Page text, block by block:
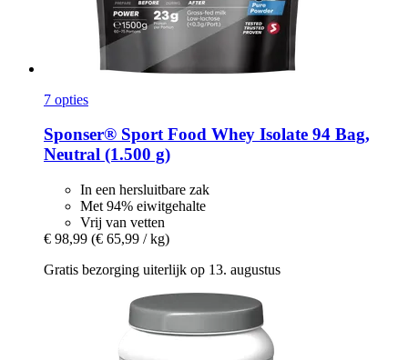
7 opties
Sponser® Sport Food Whey Isolate 94 Bag,
Neutral (1.500 g)
In een hersluitbare zak
Met 94% eiwitgehalte
Vrij van vetten
€ 98,99 (€ 65,99 / kg)
Gratis bezorging uiterlijk op 13. augustus